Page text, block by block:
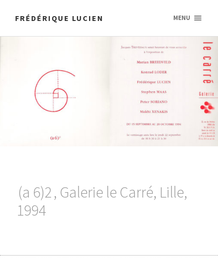
FRÉDÉRIQUE LUCIEN MENU
(a 6)2 , Galerie le Carré, Lille,
1994